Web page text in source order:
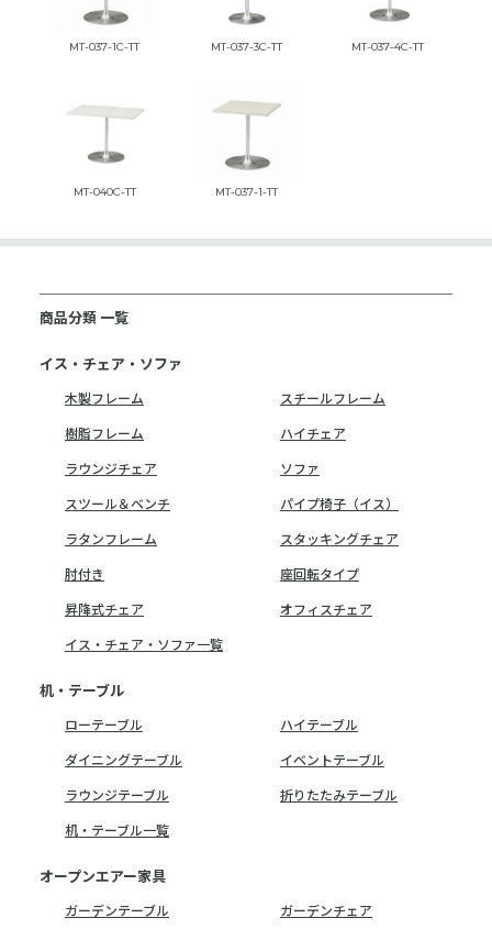
MT-037-1C-TT MT-037-3C-TT MT-037-4C-TT
MT-040C-TT MT-037-1-TT
商品分類 一覧
イス・チェア・ソファ
木製フレーム
スチールフレーム
樹脂フレーム
ハイチェア
ラウンジチェア
ソファ
スツール＆ベンチ
パイプ椅子（イス）
ラタンフレーム
スタッキングチェア
肘付き
座回転タイプ
昇降式チェア
オフィスチェア
イス・チェア・ソファ一覧
机・テーブル
ローテーブル
ハイテーブル
ダイニングテーブル
イベントテーブル
ラウンジテーブル
折りたたみテーブル
机・テーブル一覧
オープンエアー家具
ガーデンテーブル
ガーデンチェア